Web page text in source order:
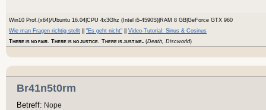
Win10 Prof.(x64)/Ubuntu 16.04|CPU 4x3Ghz (Intel i5-4590S)|RAM 8 GB|GeForce GTX 960
Wie man Fragen richtig stellt
"Es geht nicht"
Video-Tutorial: Sinus & Cosinus
THERE IS NO FAIR. THERE IS NO JUSTICE. THERE IS JUST ME. (Death, Discworld)
Br41n5t0rm
Betreff: Nope